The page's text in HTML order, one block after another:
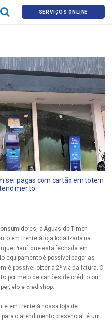
SERVIÇOS ONLINE
ser pagas com cartão em totem
a Águas de Timon
em frente à loja localizada na
Piauí, que está fechada em
equipamento é possível pagar as
é possível obter a 2ª via da fatura. O
por meio de cartões de crédito ou
elo e credishop.
em frente à nossa loja de
o atendimento presencial, é um